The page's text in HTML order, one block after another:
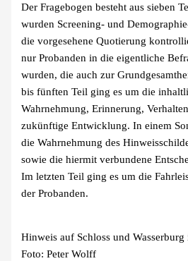
Der Fragebogen besteht aus sieben
wurden Screening- und
die vorgesehene Quotierung
nur Probanden in die eigentliche
wurden, die auch zur
bis fünften Teil ging es um die
Wahrnehmung, Erinnerung,
zukünftige Entwicklung. In einem
die Wahrnehmung des
sowie die hiermit verbundene
Im letzten Teil ging es um die
der Probanden.
Hinweis auf Schloss und
Foto: Peter Wolff